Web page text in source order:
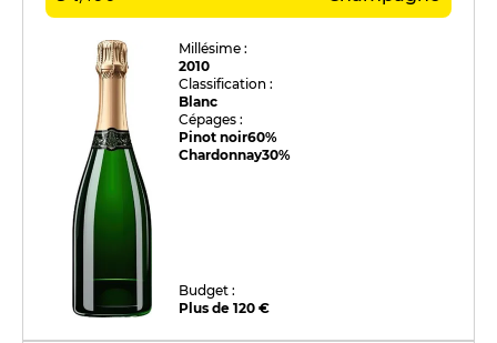
Millésime :
2010
Classification :
Blanc
Cépages :
Pinot noir60%
Chardonnay30%
Budget :
Plus de 120 €